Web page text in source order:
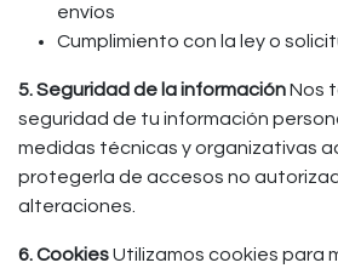
envíos
Cumplimiento con la ley o
5. Seguridad de la informaciónNos
seguridad de tu información
medidas técnicas y organizativas
protegerla de accesos no
alteraciones.
6. CookiesUtilizamos cookies para